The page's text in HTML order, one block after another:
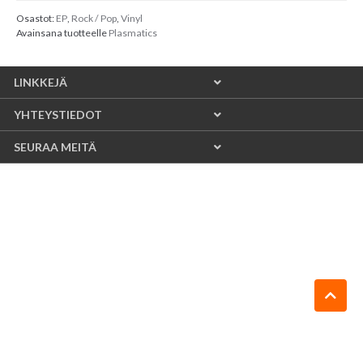
Osastot: EP, Rock / Pop, Vinyl
Avainsana tuotteelle Plasmatics
LINKKEJÄ
YHTEYSTIEDOT
SEURAA MEITÄ